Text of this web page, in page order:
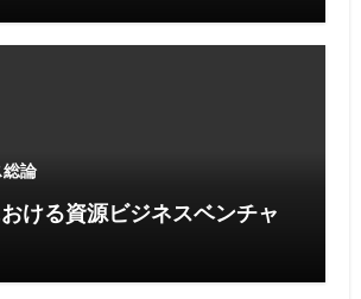
論
ける資源ビジネスベンチャ